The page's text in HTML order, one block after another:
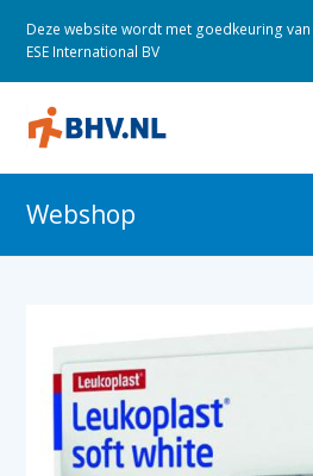
Deze website wordt met goedkeuring
ESE International BV
Webshop